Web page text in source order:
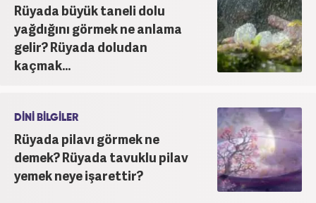
Rüyada büyük taneli dolu
yağdığını görmek ne anlama
gelir? Rüyada doludan
kaçmak...
DİNİ BİLGİLER
Rüyada pilavı görmek ne
demek? Rüyada tavuklu pilav
yemek neye işarettir?